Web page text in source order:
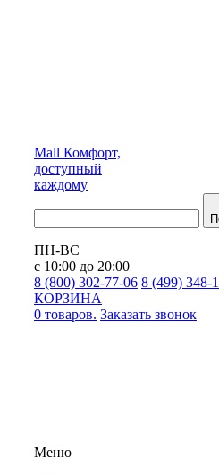
Mall Комфорт,
доступный
каждому
ПН-ВС
с 10:00 до 20:00
8 (800) 302-77-06 8 (499) 348-
КОРЗИНА
0 товаров. Заказать звонок
Меню